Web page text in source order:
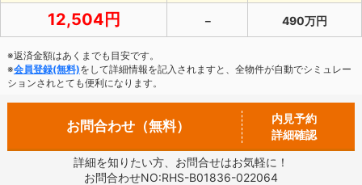
12,504円 － 490万円
※返済金額はあくまでも目安です。
※会員登録(無料)をして詳細情報を記入されますと、全物件が自動でシミュレー
ションされとても便利になります。
お問合わせ（無料）
内見予約
詳細確認
詳細を知りたい方、お問合せはお気軽に！
お問合わせNO:RHS-B01836-022064